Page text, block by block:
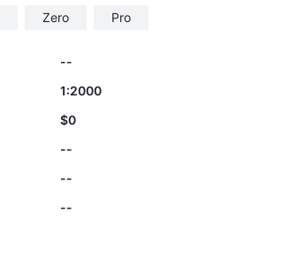
Zero Pro
--
1:2000
$0
--
--
--